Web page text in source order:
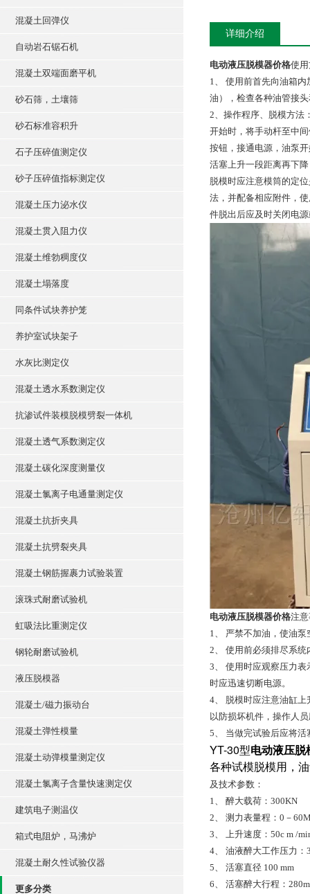
混凝土回弹仪
自动岩石锯石机
混凝土双端面磨平机
砂石筛，土壤筛
砂石标准容积升
石子压碎值测定仪
砂子压碎值指标测定仪
混凝土压力泌水仪
混凝土贯入阻力仪
混凝土维勃稠度仪
混凝土塌落度
同条件试块养护笼
养护室试块架子
水灰比测定仪
混凝土透水系数测定仪
抗渗试件装模脱模劈裂一体机
混凝土透气系数测定仪
混凝土碳化深度测量仪
混凝土氯离子电通量测定仪
混凝土抗折夹具
混凝土抗劈裂夹具
混凝土钢筋握裹力试验装置
滚珠式耐磨试验机
虹吸法比重测定仪
钢轮耐磨试验机
液压脱模器
混凝土/磁力振动台
混凝土弹性模量
混凝土动弹模量测定仪
混凝土氯离子含量快速测定仪
建筑电子测温仪
箱式电阻炉，马沸炉
混凝土耐久性试验仪器
更多分类
详细介绍
电动液压脱模器价格使
1、 使用前首先向油箱
油），检查各种油管接
2、操作程序、脱模方法
开始时，将手动杆至中
按钮，接通电源，油泵
活塞上升一段距离再下
脱模时应注意模筒的定
法，并配备相应附件，
件脱出后应及时关闭电
电动液压脱模器价格注
1、 严禁不加油，使油泵
2、 使用前必须排尽系
3、 使用时应观察压力
时应迅速切断电源。
4、 脱模时应注意油缸
以防损坏机件，操作人
5、 当做完试验后应将
YT-30型电动液压脱
各种试模脱模用，
及技术参数：
1、 醉大载荷：300KN
2、 测力表量程：0－
3、 上升速度：50c m /
4、 油液醉大工作压力：
5、 活塞直径 100 mm
6、 活塞醉大行程：